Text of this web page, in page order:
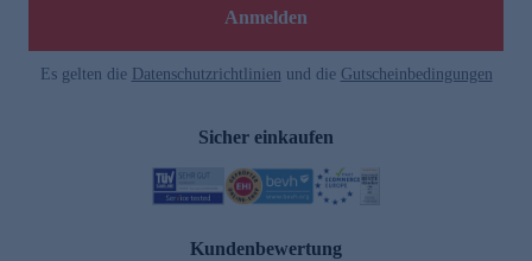
Anmelden
Es gelten die Datenschutzrichtlinien und die Gutscheinbedingungen
Sicher einkaufen
Kundenbewertung